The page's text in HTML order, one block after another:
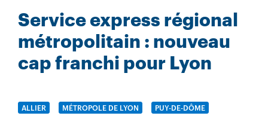
Service express régional
métropolitain : nouveau
cap franchi pour Lyon
N
O
ALLIER
N
O
MÉTROPOLE DE LYON
N
O
PUY-DE-DÔME